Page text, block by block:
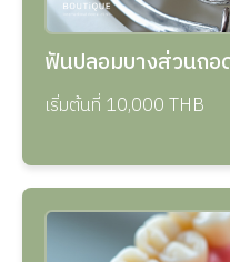
ฟันปลอมบางส่วนถอ
เริ่มต้นที่ 10,000 THB